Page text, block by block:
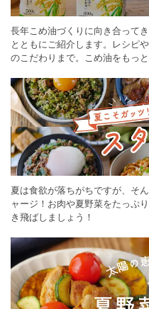
長年こめ油づくりに向き合って
とともにご紹介します。レシピ
のこだわりまで。こめ油をもっ
夏は食欲が落ちがちですが、そ
ャージ！お肉や夏野菜をたっぷ
き飛ばしましょう！